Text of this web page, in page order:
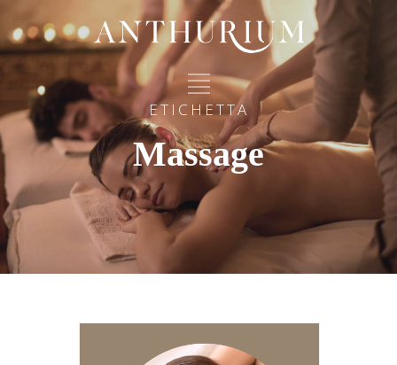
ETICHETTA
Massage